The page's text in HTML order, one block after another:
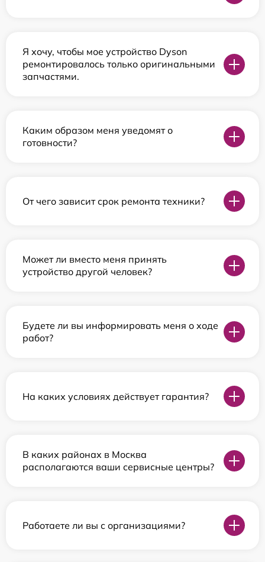
Я хочу, чтобы мое устройство Dyson
ремонтировалось только оригинальными
запчастями.
Каким образом меня уведомят о
готовности?
От чего зависит срок ремонта техники?
Может ли вместо меня принять
устройство другой человек?
Будете ли вы информировать меня о ходе
работ?
На каких условиях действует гарантия?
В каких районах в Москва
располагаются ваши сервисные центры?
Работаете ли вы с организациями?